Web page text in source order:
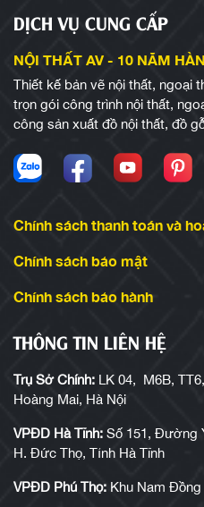
DỊCH VỤ CUNG CẤP
NỘI THẤT AV - 10 NĂM
Thiết kế bản vẽ nội thất, ngoại
trọn gói công trình nội thất,
công sản xuất đồ nội thất, đồ
Chính sách thanh toán và
Chính sách bảo mật
Chính sách bảo hành
THÔNG TIN LIÊN HỆ
Trụ Sở Chính: LK 04, M6B,
Hoàng Mai, Hà Nội
VPĐD Hà Tĩnh: Số 151, Đường
H. Đức Thọ, Tỉnh Hà Tĩnh
VPĐD Phú Thọ: Khu Nam Đồng